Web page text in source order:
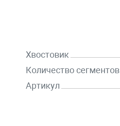
Хвостовик
Количество сегментов
Артикул